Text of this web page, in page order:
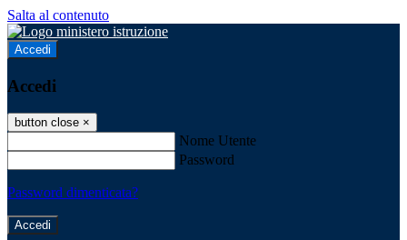
Salta al contenuto
Accedi
Accedi
button close ×
Nome Utente
Password
Password dimenticata?